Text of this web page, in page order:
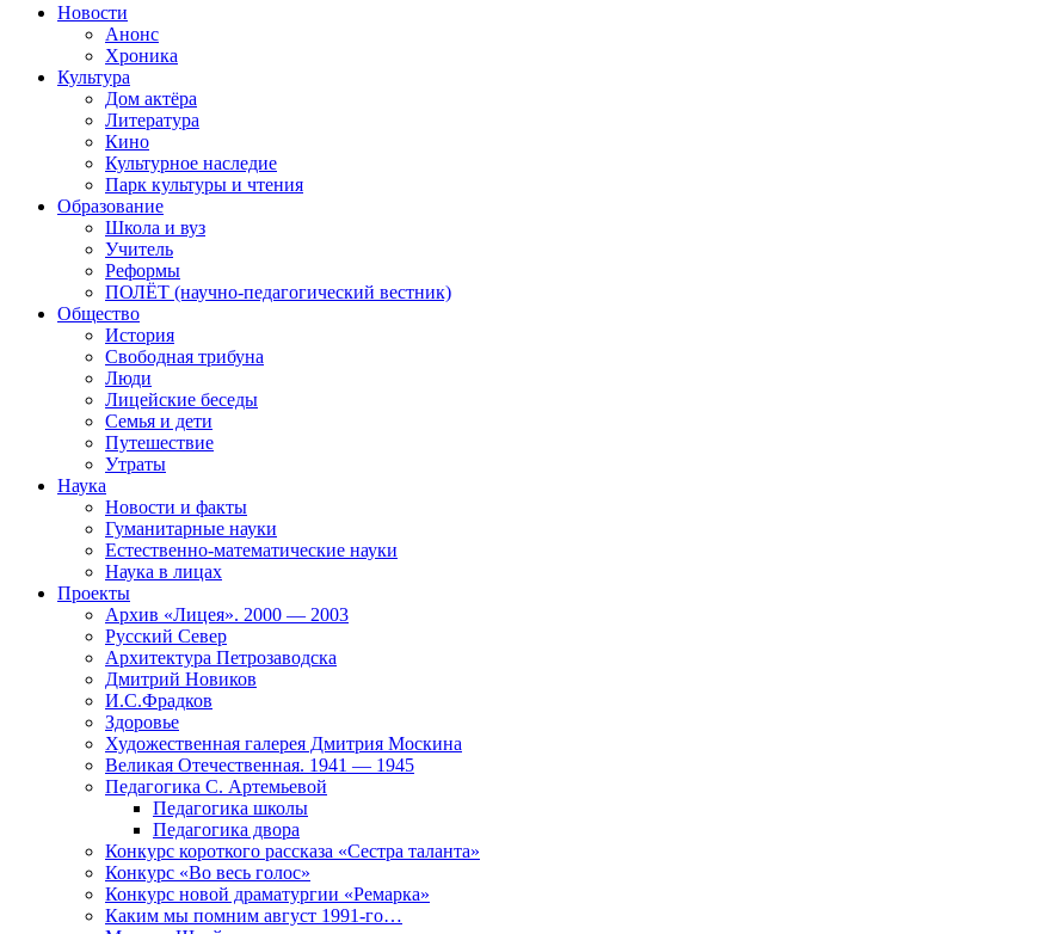
Новости
Анонс
Хроника
Культура
Дом актёра
Литература
Кино
Культурное наследие
Парк культуры и чтения
Образование
Школа и вуз
Учитель
Реформы
ПОЛЁТ (научно-педагогический вестник)
Общество
История
Свободная трибуна
Люди
Лицейские беседы
Семья и дети
Путешествие
Утраты
Наука
Новости и факты
Гуманитарные науки
Естественно-математические науки
Наука в лицах
Проекты
Архив «Лицея». 2000 — 2003
Русский Север
Архитектура Петрозаводска
Дмитрий Новиков
И.С.Фрадков
Здоровье
Художественная галерея Дмитрия Москина
Великая Отечественная. 1941 — 1945
Педагогика С. Артемьевой
Педагогика школы
Педагогика двора
Конкурс короткого рассказа «Сестра таланта»
Конкурс «Во весь голос»
Конкурс новой драматургии «Ремарка»
Каким мы помним август 1991-го…